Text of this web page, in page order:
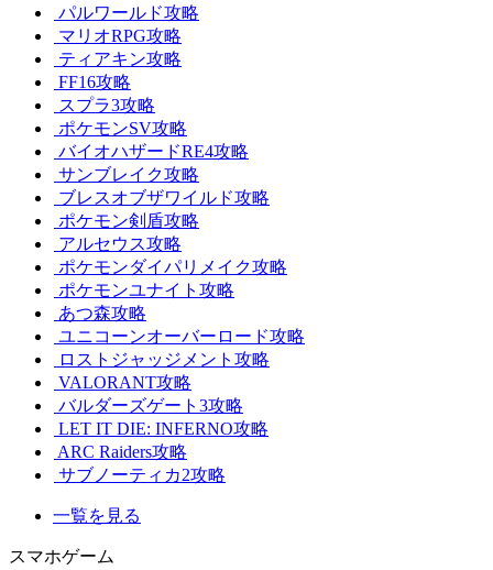
パルワールド攻略
マリオRPG攻略
ティアキン攻略
FF16攻略
スプラ3攻略
ポケモンSV攻略
バイオハザードRE4攻略
サンブレイク攻略
ブレスオブザワイルド攻略
ポケモン剣盾攻略
アルセウス攻略
ポケモンダイパリメイク攻略
ポケモンユナイト攻略
あつ森攻略
ユニコーンオーバーロード攻略
ロストジャッジメント攻略
VALORANT攻略
バルダーズゲート3攻略
LET IT DIE: INFERNO攻略
ARC Raiders攻略
サブノーティカ2攻略
一覧を見る
スマホゲーム